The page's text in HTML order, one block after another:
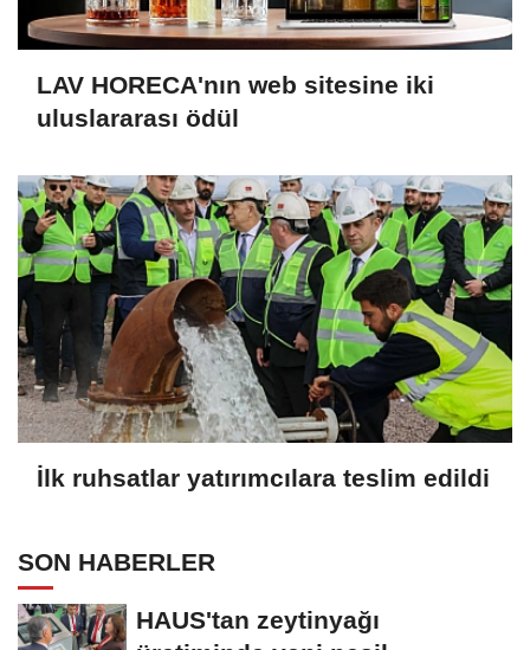
LAV HORECA'nın web sitesine iki
uluslararası ödül
İlk ruhsatlar yatırımcılara teslim edildi
SON HABERLER
HAUS'tan zeytinyağı